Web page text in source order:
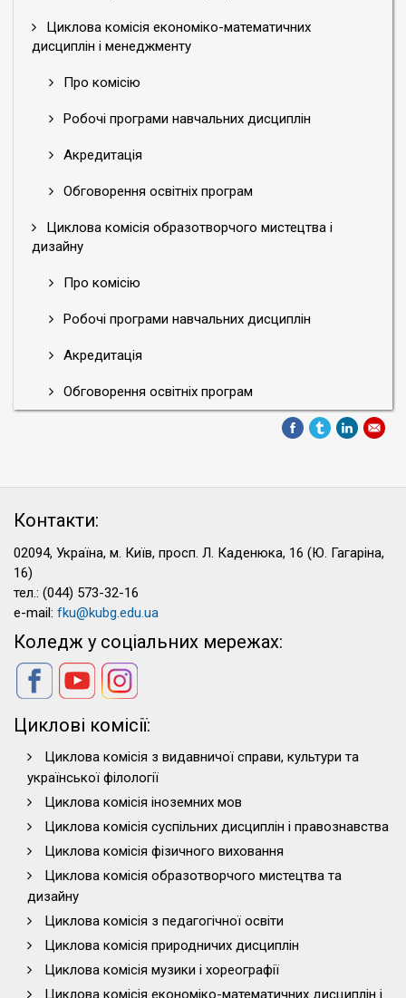
Циклова комісія економіко-математичних
дисциплін і менеджменту
Про комісію
Робочі програми навчальних дисциплін
Акредитація
Обговорення освітніх програм
Циклова комісія образотворчого мистецтва і
дизайну
Про комісію
Робочі програми навчальних дисциплін
Акредитація
Обговорення освітніх програм
Контакти:
02094, Україна, м. Київ, просп. Л. Каденюка, 16 (Ю. Гагаріна,
16)
тел.: (044) 573-32-16
e-mail: fku@kubg.edu.ua
Коледж у соціальних мережах:
Циклові комісії:
Циклова комісія з видавничої справи, культури та
української філології
Циклова комісія іноземних мов
Циклова комісія суспільних дисциплін і правознавства
Циклова комісія фізичного виховання
Циклова комісія образотворчого мистецтва та
дизайну
Циклова комісія з педагогічної освіти
Циклова комісія природничих дисциплін
Циклова комісія музики і хореографії
Циклова комісія економіко-математичних дисциплін і